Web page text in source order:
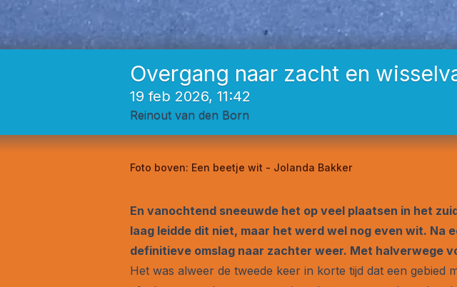
Overgang naar zacht en
19 feb 2026, 11:42
Reinout van den Born
Foto boven: Een beetje wit - Jolanda Bakker
En vanochtend sneeuwde het op veel plaatsen in het
laag leidde dit niet, maar het werd wel nog even wit. Na
definitieve omslag naar zachter weer. Met halverwege
Het was alweer de tweede keer in korte tijd dat een gebied